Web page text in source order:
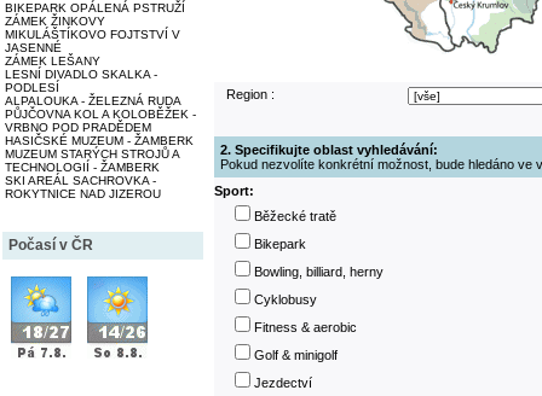
BIKEPARK OPÁLENÁ PSTRUŽÍ
ZÁMEK ŽINKOVY
MIKULÁŠTÍKOVO FOJTSTVÍ V
JASENNÉ
ZÁMEK LEŠANY
LESNÍ DIVADLO SKALKA -
PODLESÍ
ALPALOUKA - ŽELEZNÁ RUDA
PŮJČOVNA KOL A KOLOBĚŽEK -
VRBNO POD PRADĚDEM
HASIČSKÉ MUZEUM - ŽAMBERK
MUZEUM STARÝCH STROJŮ A
TECHNOLOGIÍ - ŽAMBERK
SKI AREÁL SACHROVKA -
ROKYTNICE NAD JIZEROU
Počasí v ČR
Region :
2. Specifikujte oblast vyhledávání:
Pokud nezvolíte konkrétní možnost, bude hledáno ve
Sport:
Běžecké tratě
Bikepark
Bowling, billiard, herny
Cyklobusy
Fitness & aerobic
Golf & minigolf
Jezdectví